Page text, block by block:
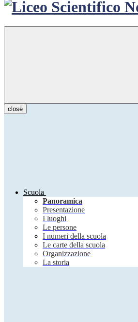
close
Scuola
Panoramica
Presentazione
I luoghi
Le persone
I numeri della scuola
Le carte della scuola
Organizzazione
La storia